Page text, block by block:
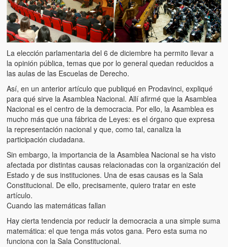
La burla del Chavez “tan amante de los niños” (The mockery of
Chavez “such a children lover”)
Los niños de las calles de Venezuela (Children of the streets of
Venezuela)
Luis y El Mono… en armas (Luis and El Mono… armed)
Puente Llaguno, Miraflores… ¿y Lina?
Radio Emisoras y canales de televisión clausurados por el
de Chávez hasta el 2009
Victimas del 11 de abril de 2002
Víctimas del régimen dictatorial de Chávez desde que tomó el
poder hasta el 31 de diciembre de 2009
Víctimas inocentes de la violencia castrista del 4 de Febrero de
1992
¡¡¡Miserable traidor, mira a tu pueblo!!! (Despicable traitor, look
your country!!!)
La elección parlamentaria del 6 de diciembre ha permito llevar a
la opinión pública, temas que por lo general quedan reducidos a
las aulas de las Escuelas de Derecho.
Así, en un anterior artículo que publiqué en Prodavinci, expliqué
para qué sirve la Asamblea Nacional. Allí afirmé que la Asamblea
Nacional es el centro de la democracia. Por ello, la Asamblea es
mucho más que una fábrica de Leyes: es el órgano que expresa
la representación nacional y que, como tal, canaliza la
participación ciudadana.
Sin embargo, la importancia de la Asamblea Nacional se ha visto
afectada por distintas causas relacionadas con la organización del
Estado y de sus instituciones. Una de esas causas es la Sala
Constitucional. De ello, precisamente, quiero tratar en este
artículo.
Cuando las matemáticas fallan
Hay cierta tendencia por reducir la democracia a una simple suma
matemática: el que tenga más votos gana. Pero esta suma no
funciona con la Sala Constitucional.